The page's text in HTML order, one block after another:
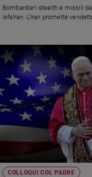
Bombardieri stealth e missili
Isfahan. L’Iran promette
COLLOQUI COL PADRE